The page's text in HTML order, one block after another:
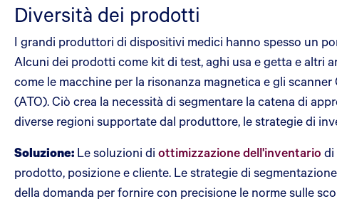
Diversità dei prodotti
I grandi produttori di dispositivi medici hanno spesso un
Alcuni dei prodotti come kit di test, aghi usa e getta e altri
come le macchine per la risonanza magnetica e gli
(ATO). Ciò crea la necessità di segmentare la catena di
diverse regioni supportate dal produttore, le strategie di
Soluzione: Le soluzioni di ottimizzazione dell'inventario di
prodotto, posizione e cliente. Le strategie di
della domanda per fornire con precisione le norme sulle